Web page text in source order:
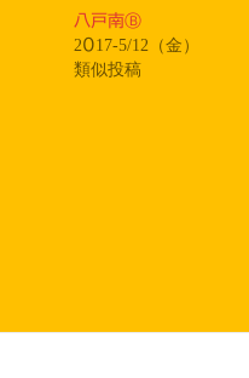
八戸南Ⓑ
2017-5/12（金）
類似投稿